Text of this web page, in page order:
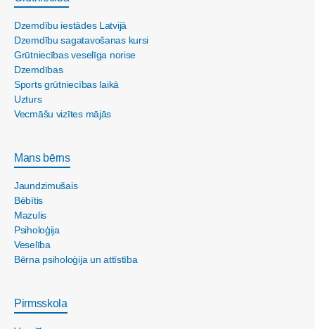
Dzemdību iestādes Latvijā
Dzemdību sagatavošanas kursi
Grūtniecības veselīga norise
Dzemdības
Sports grūtniecības laikā
Uzturs
Vecmāšu vizītes mājās
Mans bērns
Jaundzimušais
Bēbītis
Mazulis
Psiholoģija
Veselība
Bērna psiholoģija un attīstība
Pirmsskola